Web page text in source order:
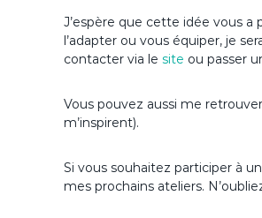
J’espère que cette idée vous a
l’adapter ou vous équiper, je
contacter via le site ou passer
Vous pouvez aussi me
m’inspirent).
Si vous souhaitez participer à
mes prochains ateliers.